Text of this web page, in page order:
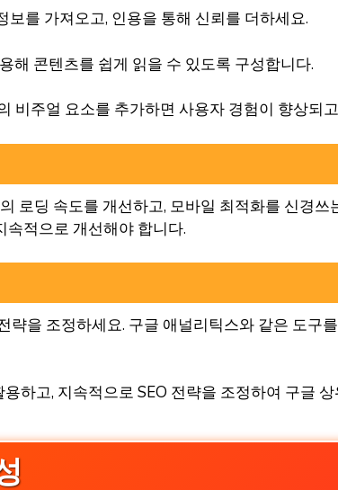
보를 가져오고, 인용을 통해 신뢰를 더하세요.
해 콘텐츠를 쉽게 읽을 수 있도록 구성합니다.
비주얼 요소를 추가하면 사용자 경험이 향상되
로딩 속도를 개선하고, 모바일 최적화를 신경
적으로 개선해야 합니다.
략을 조정하세요. 구글 애널리틱스와 같은 도구
하고, 지속적으로 SEO 전략을 조정하여 구글